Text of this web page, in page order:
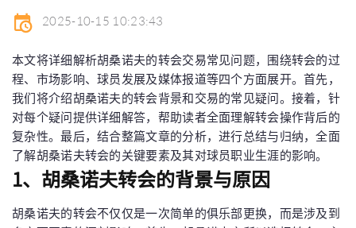
2025-10-15 10:23:43
本文将详细解析胡桑诺夫的转会交易常见问题，围绕转会的过
程、市场影响、球员发展及媒体报道等四个方面展开。首先，
我们将介绍胡桑诺夫的转会背景和交易的常见疑问。接着，针
对每个疑问提供详细解答，帮助读者全面理解转会操作背后的
复杂性。最后，结合整篇文章的分析，进行总结与归纳，全面
了解胡桑诺夫转会的关键要素及其对球员职业生涯的影响。
1、胡桑诺夫转会的背景与原因
胡桑诺夫的转会不仅仅是一次简单的俱乐部更换，而是涉及到